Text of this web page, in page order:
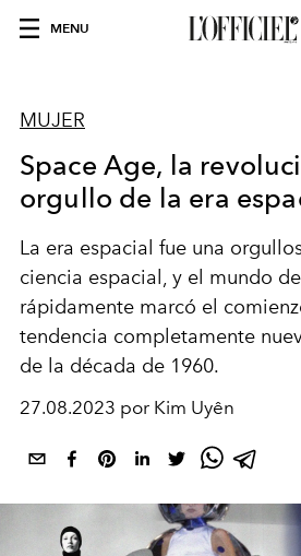
MENU
MUJER
Space Age, la
orgullo de la era
La era espacial fue una
ciencia espacial, y el mundo
rápidamente marcó el
tendencia completamente
de la década de 1960.
27.08.2023 por Kim Uyên